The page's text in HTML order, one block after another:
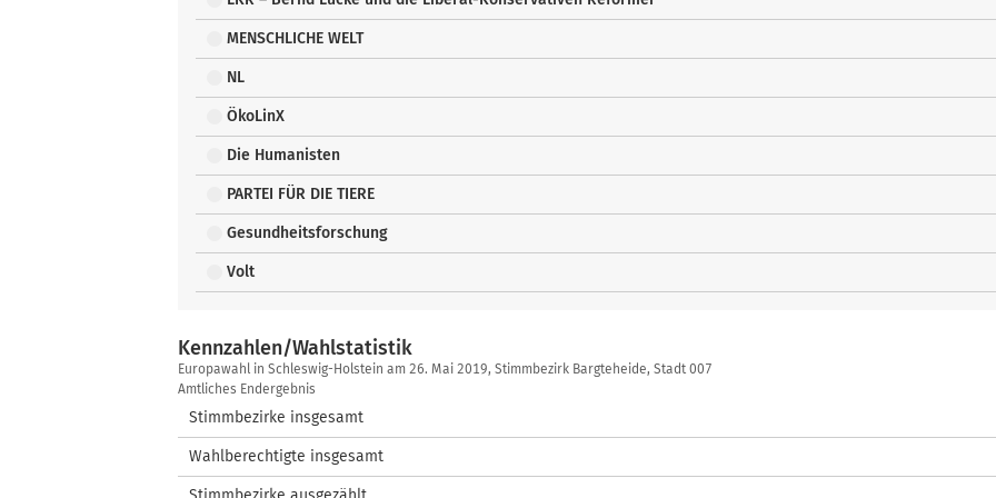
MENSCHLICHE WELT
NL
ÖkoLinX
Die Humanisten
PARTEI FÜR DIE TIERE
Gesundheitsforschung
Volt
Kennzahlen/Wahlstatistik
Kennzahlen/Wahlstatistik
Europawahl in Schleswig-Holstein am 26. Mai 2019, Stimmbezirk Bargteheide, Stadt 007
Amtliches Endergebnis
Stimmbezirke insgesamt
Wahlberechtigte insgesamt